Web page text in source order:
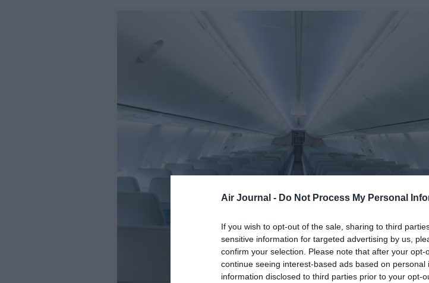
Air Journal - Do Not Process My Personal
If you wish to opt-out of the sale, sharing to third
sensitive information for targeted advertising by us,
confirm your selection. Please note that after your
continue seeing interest-based ads based on
information disclosed to third parties prior to your opt-